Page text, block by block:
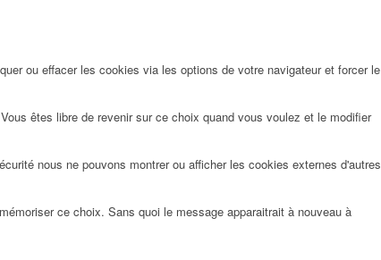
ou effacer les cookies via les options de votre navigateur et forcer le
êtes libre de revenir sur ce choix quand vous voulez et le modifier
nous ne pouvons montrer ou afficher les cookies externes d'autres
ce choix. Sans quoi le message apparaitrait à nouveau à